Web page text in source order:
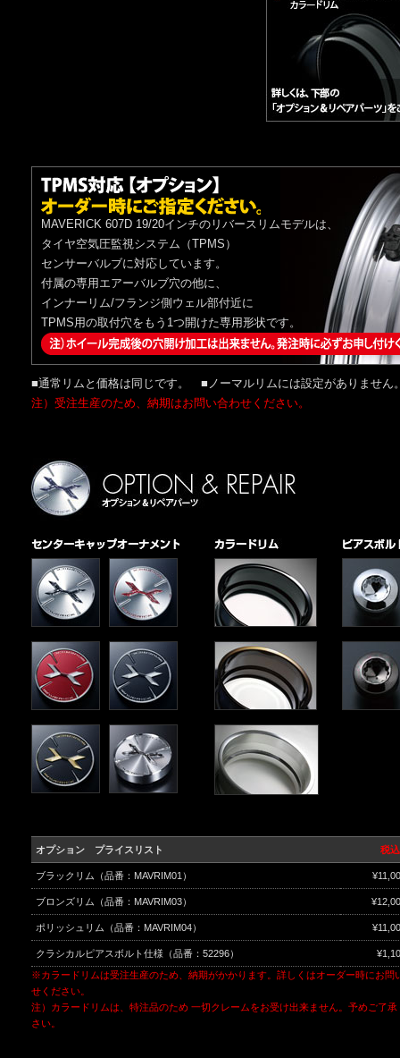
MAVERICK 607D 19/20インチのリバースリムモデルは、
タイヤ空気圧監視システム（TPMS）
センサーバルブに対応しています。
付属の専用エアーバルブ穴の他に、
インナーリム/フランジ側ウェル部付近に
TPMS用の取付穴をもう1つ開けた専用形状です。
■通常リムと価格は同じです。 ■ノーマルリムには設定がありませ
注）受注生産のため、納期はお問い合わせください。
オプション プライスリスト 税込
ブラックリム（品番：MAVRIM01）
ブロンズリム（品番：MAVRIM03）
ポリッシュリム（品番：MAVRIM04）
クラシカルピアスボルト仕様（品番：52296）
※カラードリムは受注生産のため、納期がかかります。詳しくはオーダー時にお問
せください。
注）カラードリムは、特注品のため 一切クレームをお受け出来ません。予めご了承
さい。